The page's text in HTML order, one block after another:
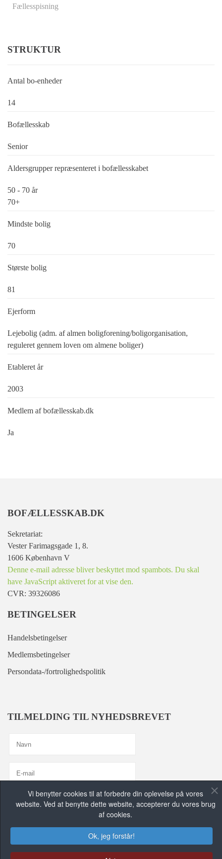
Vi benytter cookies til at forbedre din oplevelse på vores
website. Ved at benytte dette website, accepterer du vores brug
af cookies.
Ok, jeg forstår!
Fællesspisning
STRUKTUR
Antal bo-enheder
14
Bofællesskab
Senior
Aldersgrupper repræsenteret i bofællesskabet
50 - 70 år
70+
Mindste bolig
70
Største bolig
81
Ejerform
Lejebolig (adm. af almen boligforening/boligorganisation,
reguleret gennem loven om almene boliger)
Etableret år
2003
Medlem af bofællesskab.dk
Ja
BOFÆLLESSKAB.DK
Sekretariat:
Vester Farimagsgade 1, 8.
1606 København V
Denne e-mail adresse bliver beskyttet mod spambots. Du skal
have JavaScript aktiveret for at vise den.
CVR: 39326086
BETINGELSER
Handelsbetingelser
Medlemsbetingelser
Persondata-/fortrolighedspolitik
TILMELDING TIL NYHEDSBREVET
Jeg er enig medPrivatlivspolitik
FIND OS PÅ DE SOCIALE MEDIER